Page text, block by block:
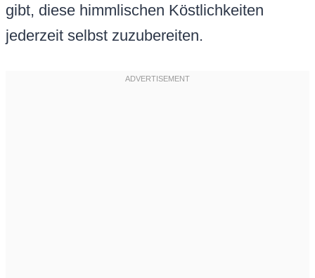
gibt, diese himmlischen Köstlichkeiten
jederzeit selbst zuzubereiten.